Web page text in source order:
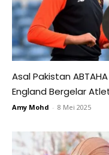
Asal Pakistan
England Bergelar
Amy Mohd - 8 Mei 2025